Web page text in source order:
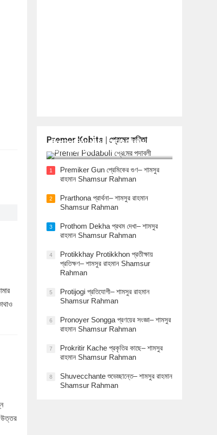
উত্তর
Premer Kobita | প্রেমের কবিতা
Premer Podaboli প্রেমের পদাবলী– শামসুর
রাহমান Shamsur Rahman
1
Premiker Gun প্রেমিকের গুণ– শামসুর
রাহমান Shamsur Rahman
2
Prarthona প্রার্থনা– শামসুর রাহমান
Shamsur Rahman
3
Prothom Dekha প্রথম দেখা– শামসুর
রাহমান Shamsur Rahman
4
Protikkhay Protikkhon প্রতীক্ষায়
প্রতিক্ষণ– শামসুর রাহমান Shamsur
Rahman
5
Protijogi প্রতিযোগী– শামসুর রাহমান
Shamsur Rahman
6
Pronoyer Songga প্রণয়ের সংজ্ঞা– শামসুর
রাহমান Shamsur Rahman
7
Prokritir Kache প্রকৃতির কাছে– শামসুর
রাহমান Shamsur Rahman
8
Shuvecchante শুভেচ্ছান্তে– শামসুর রাহমান
Shamsur Rahman